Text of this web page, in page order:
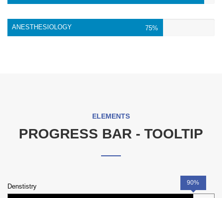
ANESTHESIOLOGY 75%
ELEMENTS
PROGRESS BAR - TOOLTIP
Denstistry
90%